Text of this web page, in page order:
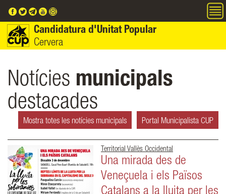
Candidatura d'Unitat Popular
Cervera
Notícies municipals
destacades
Mostra totes les notícies municipals Portal Municipalista CUP
Territorial Vallès Occidental
Una mirada des de
Veneçuela i els Països